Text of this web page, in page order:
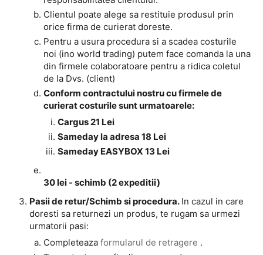
Clientul poate alege sa restituie produsul prin
orice firma de curierat doreste.
Pentru a usura procedura si a scadea costurile
noi (ino world trading) putem face comanda la una
din firmele colaboratoare pentru a ridica coletul
de la Dvs. (client)
Conform contractului nostru cu firmele de
curierat costurile sunt urmatoarele:
Cargus 21 Lei
Sameday la adresa 18 Lei
Sameday EASYBOX 13 Lei
30 lei - schimb (2 expeditii)
Pasii de retur/Schimb si procedura. In cazul in care
doresti sa returnezi un produs, te rugam sa urmezi
urmatorii pasi:
Completeaza formularul de retragere .